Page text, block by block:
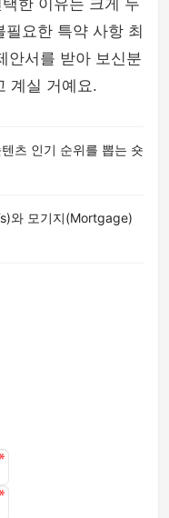
한 이유는 크게 두
요한 특약 사항 최
안서를 받아 보신분
계실 거예요.
츠 인기 순위를 뽑는 숏
와 모기지(Mortgage)